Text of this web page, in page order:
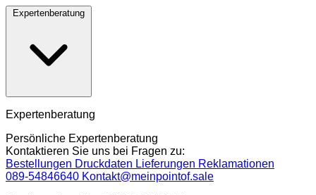
Expertenberatung
Expertenberatung
Persönliche Expertenberatung
Kontaktieren Sie uns bei Fragen zu:
Bestellungen Druckdaten Lieferungen Reklamationen
089-54846640 Kontakt@meinpointof.sale